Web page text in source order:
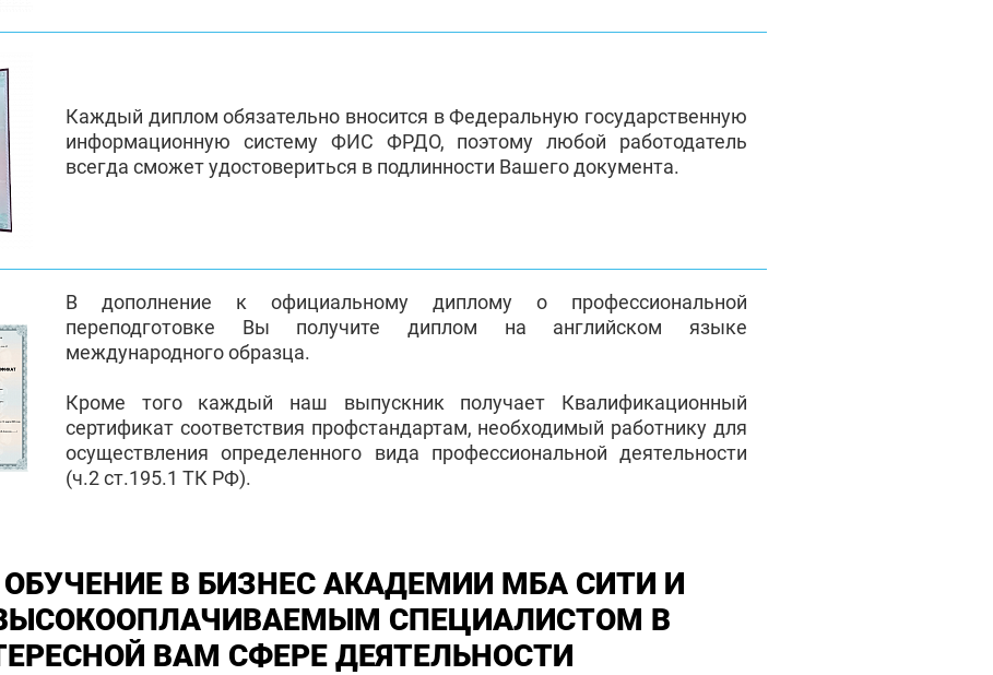
Каждый диплом обязательно вносится в Федеральную государственную
информационную систему ФИС ФРДО, поэтому любой работодатель
всегда сможет удостовериться в подлинности Вашего документа.
В дополнение к официальному диплому о профессиональной
переподготовке Вы получите диплом на английском языке
международного образца.
Кроме того каждый наш выпускник получает Квалификационный
сертификат соответствия профстандартам, необходимый работнику для
осуществления определенного вида профессиональной деятельности
(ч.2 ст.195.1 ТК РФ).
В БИЗНЕС АКАДЕМИИ МБА СИТИ И
СПЕЦИАЛИСТОМ В
ВАМ СФЕРЕ ДЕЯТЕЛЬНОСТИ